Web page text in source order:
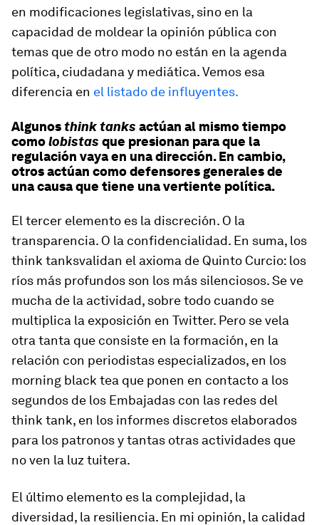
en modificaciones legislativas, sino en la
capacidad de moldear la opinión pública con
temas que de otro modo no están en la agenda
política, ciudadana y mediática. Vemos esa
diferencia en el listado de influyentes.
Algunosthink tanks actúan al mismo tiempo
comolobistas que presionan para que la
regulación vaya en una dirección. En cambio,
otros actúan como defensores generales de
una causa que tiene una vertiente política.
El tercer elemento es la discreción. O la
transparencia. O la confidencialidad. En suma, los
think tanksvalidan el axioma de Quinto Curcio: los
ríos más profundos son los más silenciosos. Se ve
mucha de la actividad, sobre todo cuando se
multiplica la exposición en Twitter. Pero se vela
otra tanta que consiste en la formación, en la
relación con periodistas especializados, en los
morning black tea que ponen en contacto a los
segundos de los Embajadas con las redes del
think tank, en los informes discretos elaborados
para los patronos y tantas otras actividades que
no ven la luztuitera.
El último elemento es la complejidad, la
diversidad, la resiliencia. En mi opinión, la calidad